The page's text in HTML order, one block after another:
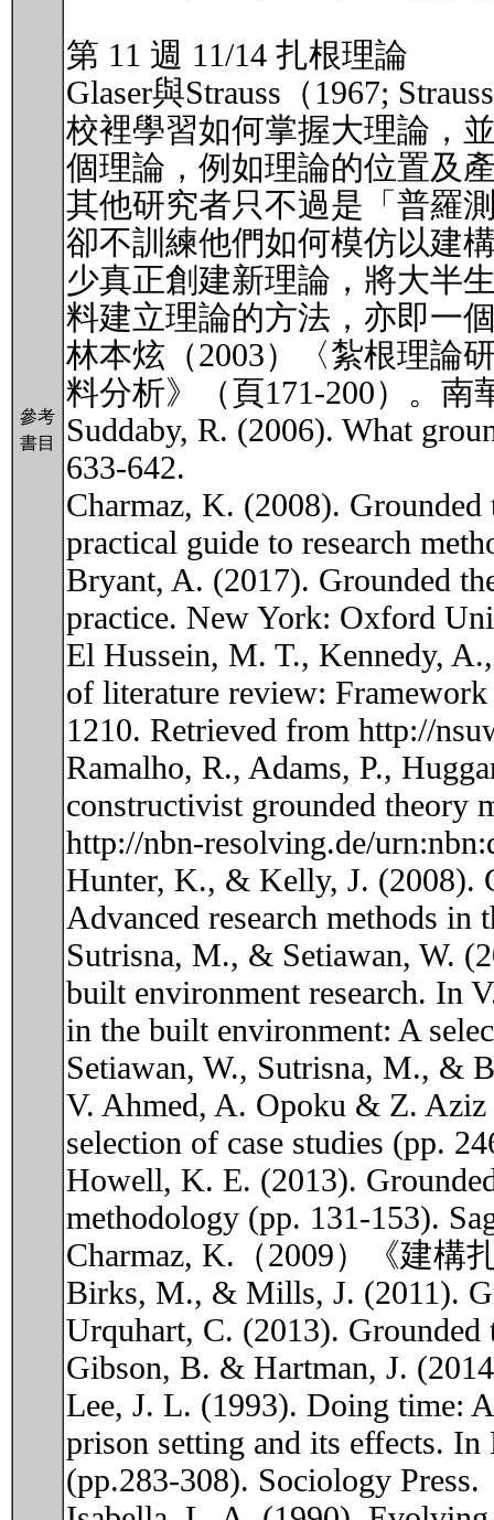
參考
書目
第 11 週 11/14 扎根理論
Glaser與Strauss（1967;
校裡學習如何掌握大理論，
個理論，例如理論的位置及
其他研究者只不過是「普羅
卻不訓練他們如何模仿以建
少真正創建新理論，將大半
料建立理論的方法，亦即一
林本炫（2003）〈紮根理論
料分析》（頁171-200）。南
Suddaby, R. (2006). What
633-642.
Charmaz, K. (2008).
practical guide to research
Bryant, A. (2017). Grounded
practice. New York: Oxford
El Hussein, M. T., Kennedy,
of literature review:
1210. Retrieved from http://
Ramalho, R., Adams, P.,
constructivist grounded theory
http://nbn-resolving.de/
Hunter, K., & Kelly, J. (2008).
Advanced research methods
Sutrisna, M., & Setiawan, W.
built environment research. In
in the built environment: A
Setiawan, W., Sutrisna, M., &
V. Ahmed, A. Opoku & Z. Aziz
selection of case studies (pp.
Howell, K. E. (2013).
methodology (pp. 131-153).
Charmaz, K.（2009）《建構
Birks, M., & Mills, J. (2011).
Urquhart, C. (2013). Grounded
Gibson, B. & Hartman, J.
Lee, J. L. (1993). Doing time:
prison setting and its effects.
(pp.283-308). Sociology Press.